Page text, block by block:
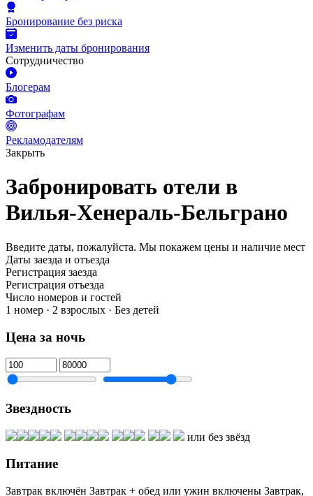
Бронирование без риска
Изменить даты бронирования
Сотрудничество
Блогерам
Фотографам
Рекламодателям
Закрыть
Забронировать отели в
Вилья-Хенераль-Бельграно
Введите даты, пожалуйста. Мы покажем цены и наличие мест
Даты заезда и отъезда
Регистрация заезда
Регистрация отъезда
Число номеров и гостей
1 номер · 2 взрослых · Без детей
Цена за ночь
Звездность
или без звёзд
Питание
Завтрак включён Завтрак + обед или ужин включены Завтрак,